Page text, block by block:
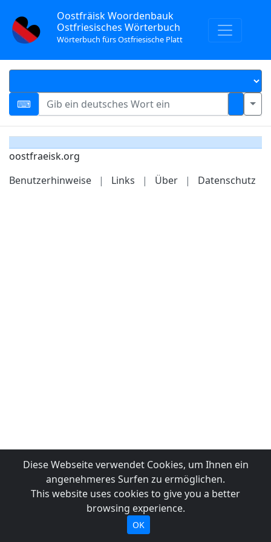
Oostfräisk Woordenbauk
Ostfriesisches Wörterbuch
Wörterbuch fürs Ostfriesische Platt
oostfraeisk.org
Benutzerhinweise
| Links | Über | Datenschutz
Diese Webseite verwendet Cookies, um Ihnen ein
angenehmeres Surfen zu ermöglichen.
This website uses cookies to give you a better
browsing experience.
OK